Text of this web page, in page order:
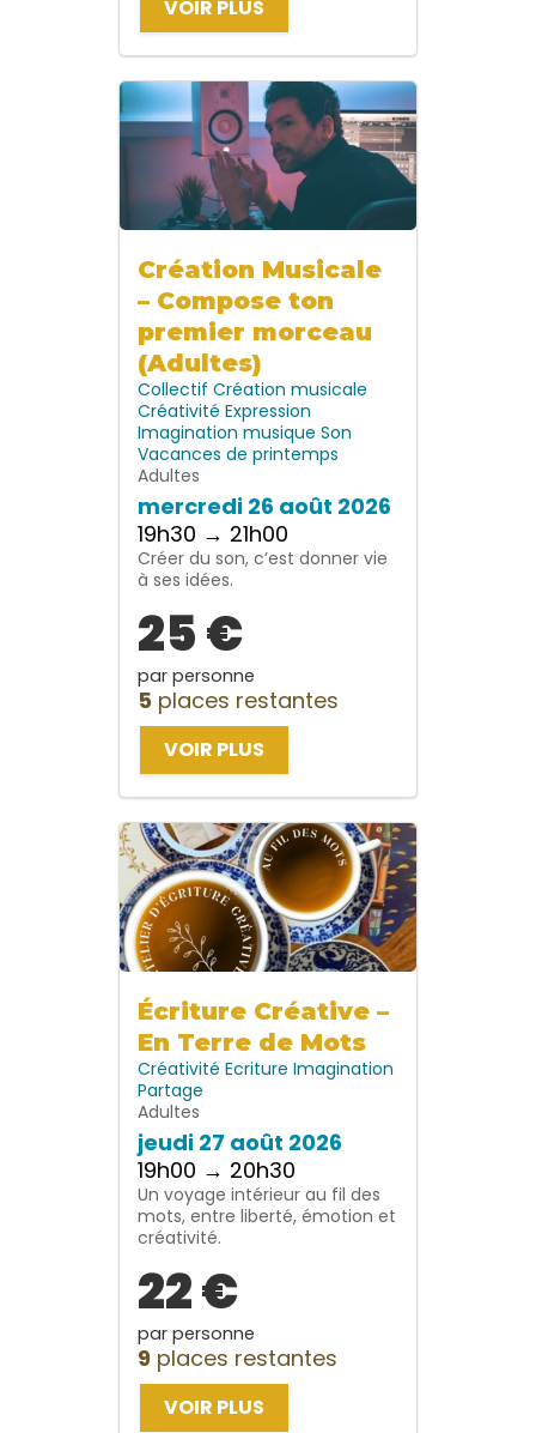
VOIR PLUS
Création Musicale
– Compose ton
premier morceau
(Adultes)
Collectif Création musicale
Créativité Expression
Imagination musique Son
Vacances de printemps
Adultes
mercredi 26 août 2026
19h30 → 21h00
Créer du son, c’est donner vie
à ses idées.
25 €
par personne
5 places restantes
VOIR PLUS
Écriture Créative –
En Terre de Mots
Créativité Ecriture Imagination
Partage
Adultes
jeudi 27 août 2026
19h00 → 20h30
Un voyage intérieur au fil des
mots, entre liberté, émotion et
créativité.
22 €
par personne
9 places restantes
VOIR PLUS